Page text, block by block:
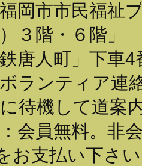
岡市市民福祉
３階・６階」
鉄唐人町」下車
ランティア連
待機して道案
会員無料。非
お支払い下さ